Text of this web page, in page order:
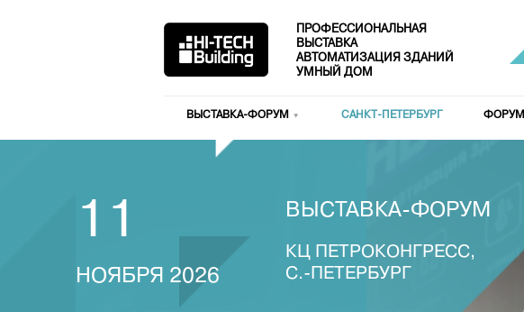
ПРОФЕССИОНАЛЬНАЯ
ВЫСТАВКА
АВТОМАТИЗАЦИЯ ЗДАНИЙ
УМНЫЙ ДОМ
ВЫСТАВКА-ФОРУМ САНКТ-ПЕТЕРБУРГ ФОРУМ
11
НОЯБРЯ 2026
ВЫСТАВКА-ФОРУМ
КЦ ПЕТРОКОНГРЕСС,
С.-ПЕТЕРБУРГ